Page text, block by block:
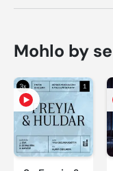
Mohlo by